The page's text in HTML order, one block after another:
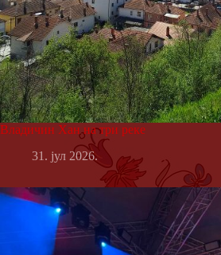
Владичин Хан на три реке
31. јул 2026.